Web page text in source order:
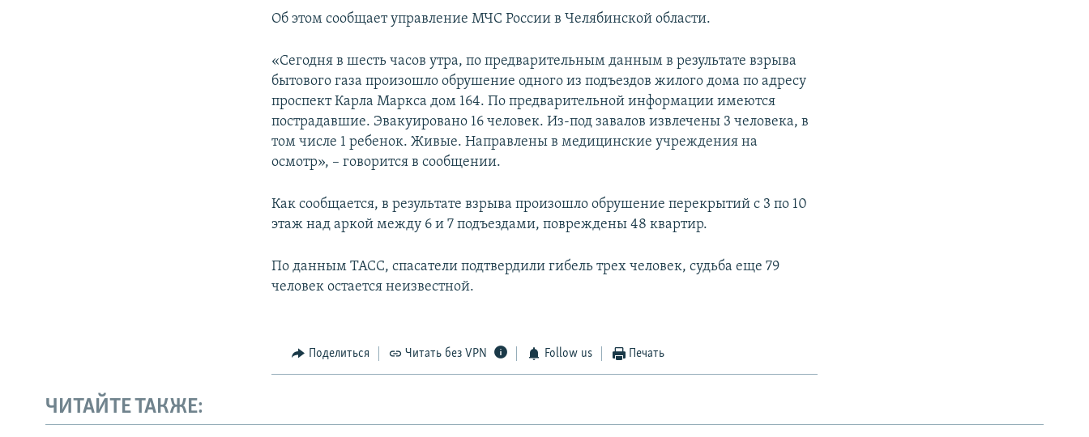
Об этом сообщает управление МЧС России в Челябинской области.
«Сегодня в шесть часов утра, по предварительным данным в результате взрыва
бытового газа произошло обрушение одного из подъездов жилого дома по адресу
проспект Карла Маркса дом 164. По предварительной информации имеются
пострадавшие. Эвакуировано 16 человек. Из-под завалов извлечены 3 человека, в
том числе 1 ребенок. Живые. Направлены в медицинские учреждения на
осмотр», – говорится в сообщении.
Как сообщается, в результате взрыва произошло обрушение перекрытий с 3 по 10
этаж над аркой между 6 и 7 подъездами, повреждены 48 квартир.
По данным ТАСС, спасатели подтвердили гибель трех человек, судьба еще 79
человек остается неизвестной.
Поделиться Читать без VPN Follow us Печать
ЧИТАЙТЕ ТАКЖЕ: